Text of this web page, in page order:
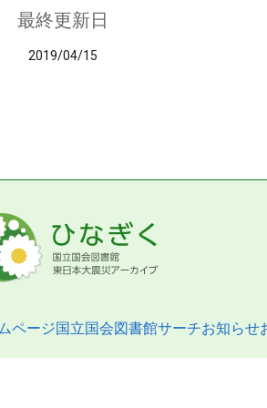
最終更新日
2019/04/15
ページ国立国会図書館サーチお知らせ